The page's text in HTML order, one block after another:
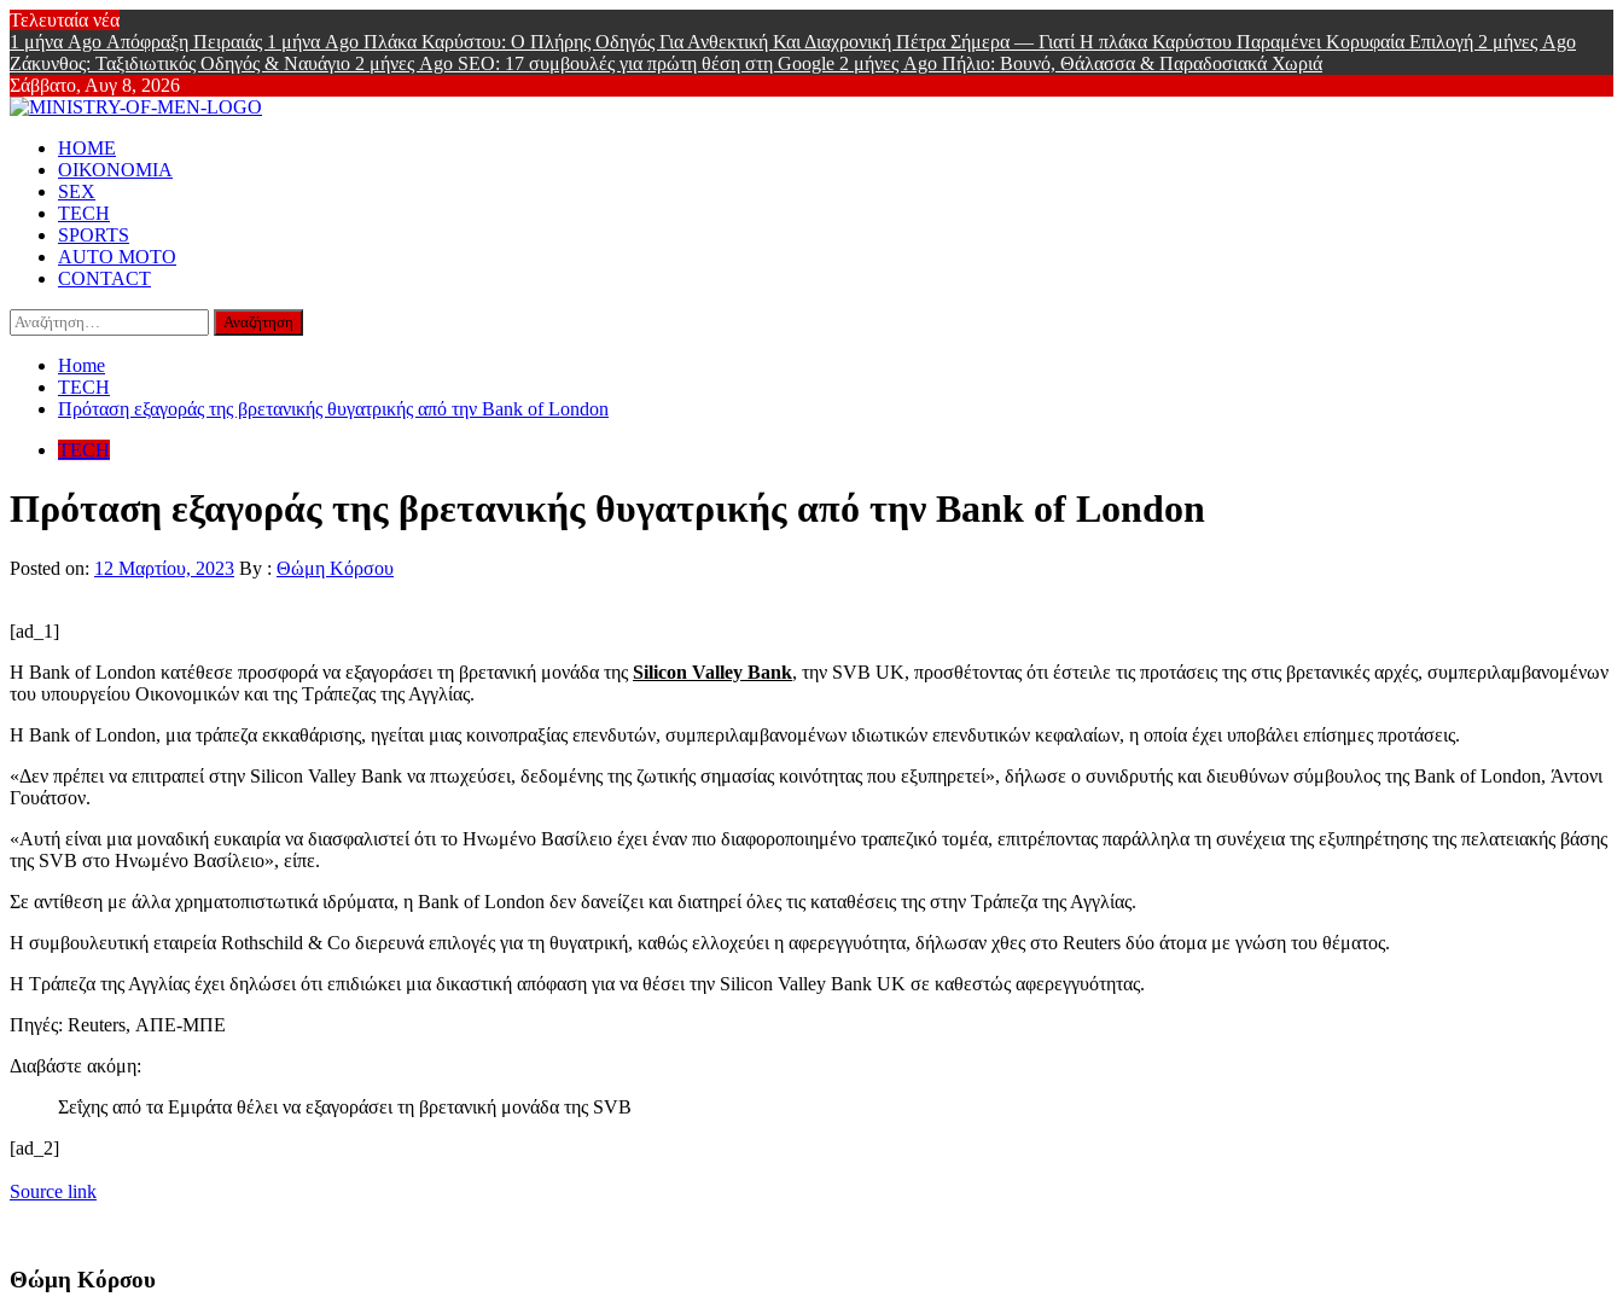
Skip
to
content
Τελευταία νέα
1 μήνα Ago Απόφραξη Πειραιάς 1 μήνα Ago Πλάκα Καρύστου: Ο Πλήρης Οδηγός Για Ανθεκτική Και Διαχρονική Πέτρα Σήμερα — Γιατί Η πλάκα Καρύστου Παραμένει Κορυφαία Επιλογή 2 μήνες Ago
Ζάκυνθος: Ταξιδιωτικός Οδηγός & Ναυάγιο 2 μήνες Ago SEO: 17 συμβουλές για πρώτη θέση στη Google 2 μήνες Ago Πήλιο: Βουνό, Θάλασσα & Παραδοσιακά Χωριά
Σάββατο, Αυγ 8, 2026
Online Lifestyle περιοδικό για Aνδρες
Primary
Menu
HOME
ΟΙΚΟΝΟΜΙΑ
SEX
TECH
SPORTS
AUTO MOTO
CONTACT
Αναζήτηση
για:
Home
TECH
Πρόταση εξαγοράς της βρετανικής θυγατρικής από την Bank of London
TECH
Πρόταση εξαγοράς της βρετανικής θυγατρικής από την Bank of London
Posted on: 12 Μαρτίου, 2023 By : Θώμη Κόρσου
[ad_1]
Η Bank of London κατέθεσε προσφορά να εξαγοράσει τη βρετανική μονάδα της Silicon Valley Bank, την SVB UK, προσθέτοντας ότι έστειλε τις προτάσεις της στις βρετανικές αρχές, συμπεριλαμβανομένων
του υπουργείου Οικονομικών και της Τράπεζας της Αγγλίας.
Η Bank of London, μια τράπεζα εκκαθάρισης, ηγείται μιας κοινοπραξίας επενδυτών, συμπεριλαμβανομένων ιδιωτικών επενδυτικών κεφαλαίων, η οποία έχει υποβάλει επίσημες προτάσεις.
«Δεν πρέπει να επιτραπεί στην Silicon Valley Bank να πτωχεύσει, δεδομένης της ζωτικής σημασίας κοινότητας που εξυπηρετεί», δήλωσε ο συνιδρυτής και διευθύνων σύμβουλος της Bank of London, Άντονι
Γουάτσον.
«Αυτή είναι μια μοναδική ευκαιρία να διασφαλιστεί ότι το Ηνωμένο Βασίλειο έχει έναν πιο διαφοροποιημένο τραπεζικό τομέα, επιτρέποντας παράλληλα τη συνέχεια της εξυπηρέτησης της πελατειακής βάσης
της SVB στο Ηνωμένο Βασίλειο», είπε.
Σε αντίθεση με άλλα χρηματοπιστωτικά ιδρύματα, η Bank of London δεν δανείζει και διατηρεί όλες τις καταθέσεις της στην Τράπεζα της Αγγλίας.
Η συμβουλευτική εταιρεία Rothschild & Co διερευνά επιλογές για τη θυγατρική, καθώς ελλοχεύει η αφερεγγυότητα, δήλωσαν χθες στο Reuters δύο άτομα με γνώση του θέματος.
Η Τράπεζα της Αγγλίας έχει δηλώσει ότι επιδιώκει μια δικαστική απόφαση για να θέσει την Silicon Valley Bank UK σε καθεστώς αφερεγγυότητας.
Πηγές: Reuters, ΑΠΕ-ΜΠΕ
Διαβάστε ακόμη:
Σεΐχης από τα Εμιράτα θέλει να εξαγοράσει τη βρετανική μονάδα της SVB
[ad_2]
Source link
Θώμη Κόρσου